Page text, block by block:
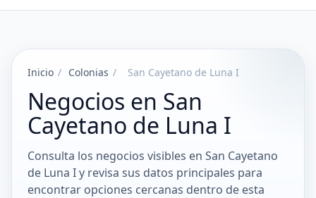
Inicio / Colonias / San Cayetano de Luna I
Negocios en San
Cayetano de Luna I
Consulta los negocios visibles en San Cayetano
de Luna I y revisa sus datos principales para
encontrar opciones cercanas dentro de esta